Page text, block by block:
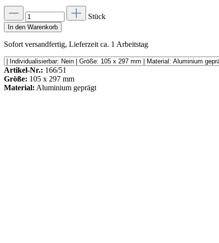
Stück
In den Warenkorb
Sofort versandfertig, Lieferzeit ca. 1 Arbeitstag
Artikel-Nr.: 166/51
Größe: 105 x 297 mm
Material: Aluminium geprägt